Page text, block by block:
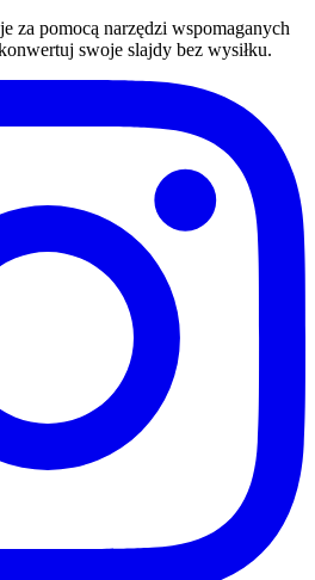
za pomocą narzędzi wspomaganych
swoje slajdy bez wysiłku.